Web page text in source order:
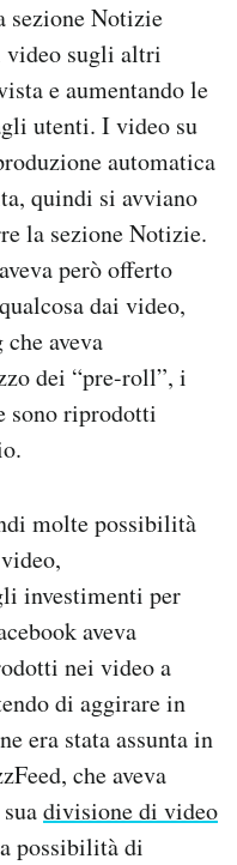
Notizie
video sugli altri
e aumentando le
utenti. I video su
automatica
quindi si avviano
la sezione Notizie.
però offerto
dai video,
aveva
dei “pre-roll”, i
sono riprodotti
molte possibilità
investimenti per
aveva
nei video a
di aggirare in
era stata assunta in
che aveva
divisione di video
possibilità di